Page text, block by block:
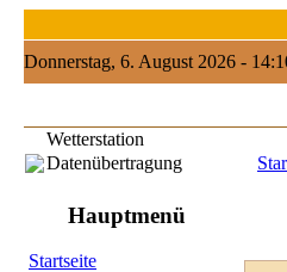
Donnerstag, 6. August 2026 -
Wetterstation
Datenübertragung
Hauptmenü
Startseite